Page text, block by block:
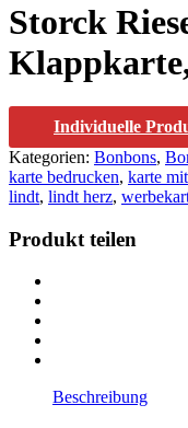
Storck
Individuelle
Kategorien: Bonbons,
karte bedrucken, karte
lindt, lindt herz,
Produkt teilen
Beschreibung